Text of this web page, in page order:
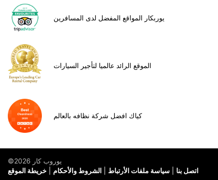
يوربكار المواقع المفضل لدى المسافرين
الموقع الرائد عالميا لتأجير السيارات
كياك افضل شركة نظافه بالعالم
©يوروب كار 2026
خريطة الموقع
الشروط والأحكام سياسة ملفات الأرتباط اتصل بنا